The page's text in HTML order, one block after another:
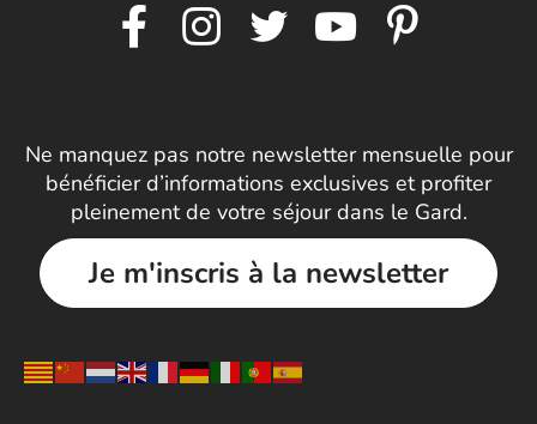
Ne manquez pas notre newsletter mensuelle pour
bénéficier d’informations exclusives et profiter
pleinement de votre séjour dans le Gard.
Je m'inscris à la newsletter